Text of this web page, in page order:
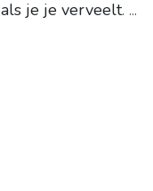
als je je verveelt. ...